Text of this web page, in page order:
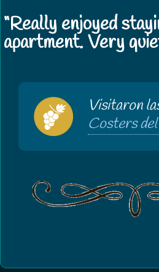
Really enjoyed
apartment. Very
Visitaron
Costers